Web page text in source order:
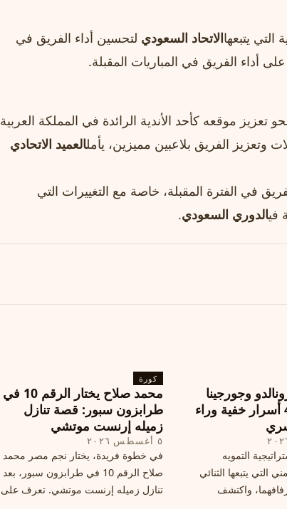
يتبعهاالاتحاد السعودي لتحسين أداء الفريق في
أداء الفريق في المباريات المقبلة.
تعزيز موقعه كأحد الأندية الرائدة في المملكة العربية
وتعزيز الفريق بلاعبين مميزين، يأملالعميد الاتحادي
في الفترة المقبلة، خاصة مع التغييرات التي
فيالدوري السعودي.
وجورجينا
رودريغيز: 4 أسرار خفية وراء
التمويه
التي يتبعها الثنائي
واكتشف
كورة
محمد صلاح يختار الرقم 10 في
طرابزون سبور: قصة تنازل
زميله إرنست موتشي
٥ أغسطس ٢٠٢٦
في خطوة فريدة، يختار نجم مصر محمد
صلاح الرقم 10 في طرابزون سبور، بعد
تنازل زميله إرنست موتشي. تعرف على